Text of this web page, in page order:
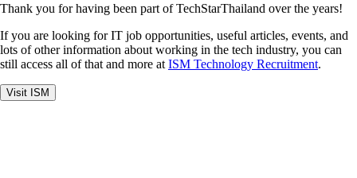
Thank you for having been part of TechStarThailand over the years!
If you are looking for IT job opportunities, useful articles, events, and
lots of other information about working in the tech industry, you can
still access all of that and more at ISM Technology Recruitment.
Visit ISM